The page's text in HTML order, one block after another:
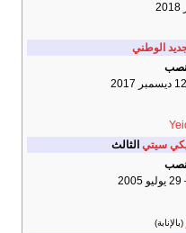
الوطني
سيتي الثالث
(بالإنابة)